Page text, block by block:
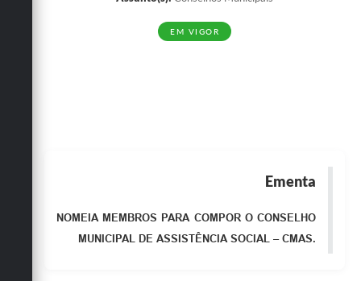
Galeria de Vídeos
EM VIGOR
Ementa
NOMEIA MEMBROS PARA COMPOR O CONSELHO
MUNICIPAL DE ASSISTÊNCIA SOCIAL – CMAS.